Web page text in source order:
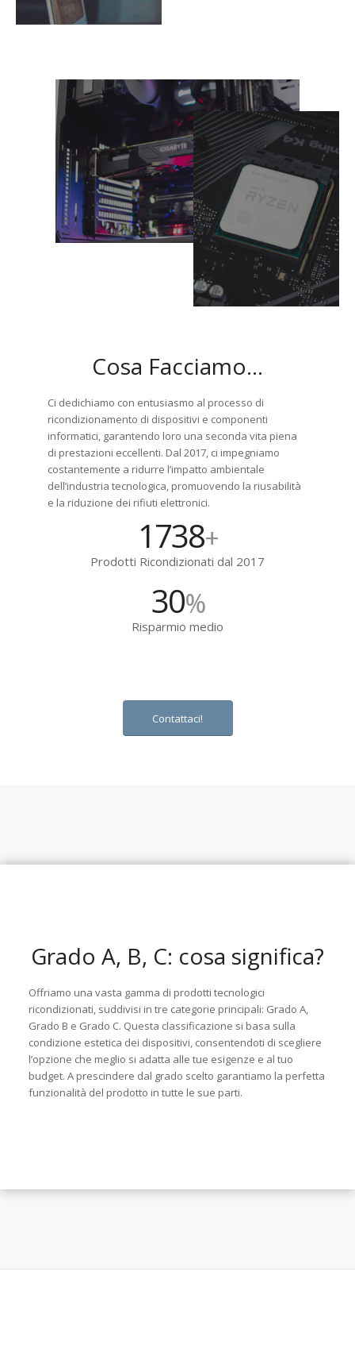
Cosa Facciamo…
Ci dedichiamo con entusiasmo al processo di
ricondizionamento di dispositivi e componenti
informatici, garantendo loro una seconda vita piena
di prestazioni eccellenti. Dal 2017, ci impegniamo
costantemente a ridurre l’impatto ambientale
dell’industria tecnologica, promuovendo la riusabilità
e la riduzione dei rifiuti elettronici.
2057+
Prodotti Ricondizionati dal 2017
30%
Risparmio medio
Contattaci!
Grado A, B, C: cosa significa?
Offriamo una vasta gamma di prodotti tecnologici
ricondizionati, suddivisi in tre categorie principali: Grado A,
Grado B e Grado C. Questa classificazione si basa sulla
condizione estetica dei dispositivi, consentendoti di scegliere
l’opzione che meglio si adatta alle tue esigenze e al tuo
budget. A prescindere dal grado scelto garantiamo la perfetta
funzionalità del prodotto in tutte le sue parti.